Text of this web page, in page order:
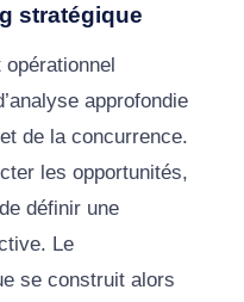
stratégique
approfondie
de la concurrence.
les opportunités,
définir une
Le
se construit alors